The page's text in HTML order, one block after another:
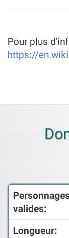
Pour plus
https://
Personnages
valides:
Longueur: